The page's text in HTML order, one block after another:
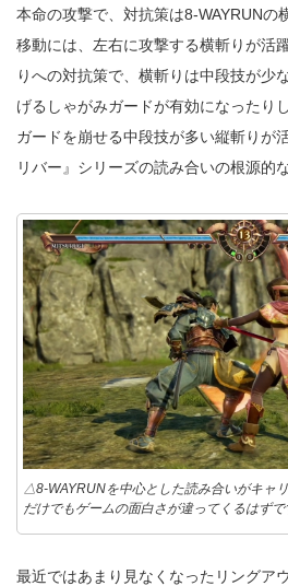
本命の攻撃で、対抗策は8-WAYRUNの
移動には、左右に攻撃する横斬りが活
りへの対抗策で、横斬りは中段技が少
げるしゃがみガードが有効になったり
ガードを崩せる中段技が多い縦斬り
リバー』シリーズの読み合いの根源的
△8-WAYRUNを中心とした読み合いがキャ
だけでもゲームの面白さが違ってくるはずで
最近ではあまり見なくなったリングア